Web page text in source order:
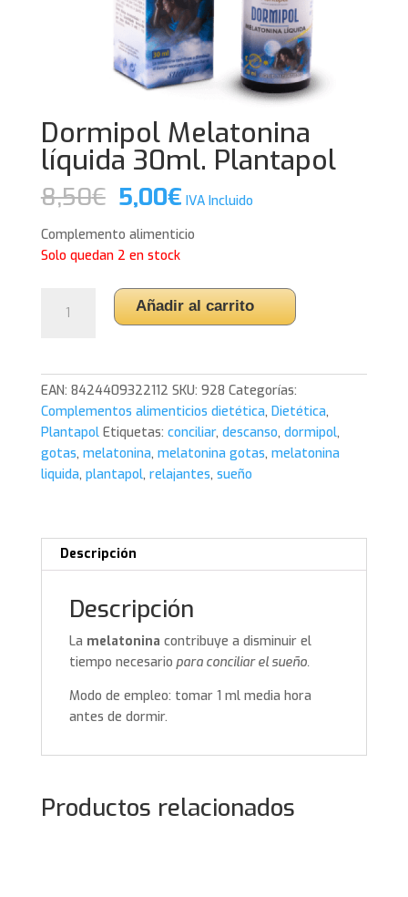
Dormipol Melatonina
líquida 30ml. Plantapol
8,50€ El
precio
original
era:
8,50€.
5,00€El
actual
5,00€.
IVA Incluido
Complemento alimenticio
Solo quedan 2 en stock
Melatonina
Plantapol
cantidad
Añadir al carrito
EAN: 8424409322112 SKU: 928 Categorías:
Complementos alimenticios dietética, Dietética,
Plantapol Etiquetas: conciliar, descanso, dormipol,
gotas, melatonina, melatonina gotas, melatonina
liquida, plantapol, relajantes, sueño
Descripción
Descripción
La melatonina contribuye a disminuir el
tiempo necesario para conciliar el sueño.
Modo de empleo: tomar 1 ml media hora
antes de dormir.
Productos relacionados